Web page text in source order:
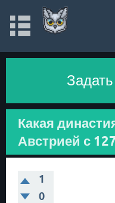
Какая
Австрией с
1
0